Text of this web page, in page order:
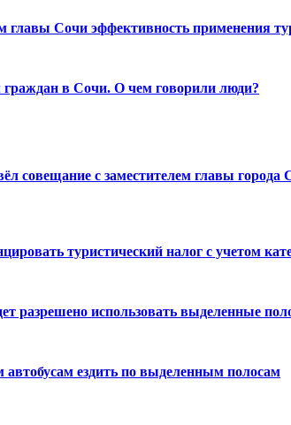
главы Сочи эффективность применения
в Сочи. О чем говорили люди?
совещание с заместителем главы
туристический налог с учетом
разрешено использовать выделенные
автобусам ездить по выделенным полосам